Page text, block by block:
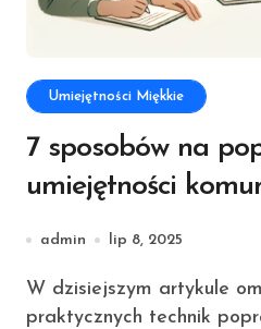
Umiejętności Miękkie
7 sposobów na
umiejętności
admin lip 8, 2025
W dzisiejszym artykule omówiono 7
praktycznych technik